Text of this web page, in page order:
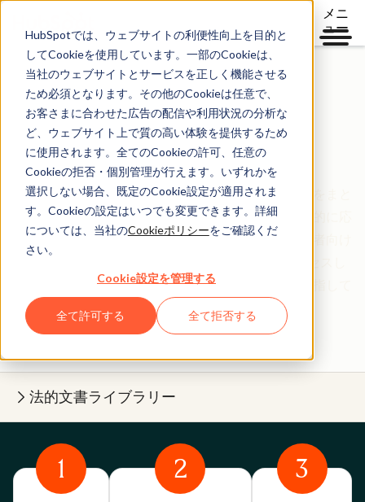
HubSpotでは、ウェブサイトの利便性向上を目的と
してCookieを使用しています。一部のCookieは、
当社のウェブサイトとサービスを正しく機能させる
ため必須となります。その他のCookieは任意で、
お客さまに合わせた広告の配信や利用状況の分析な
ど、ウェブサイト上で質の高い体験を提供するため
に使用されます。全てのCookieの許可、任意の
Cookieの拒否・個別管理が行えます。いずれかを
選択しない場合、既定のCookie設定が適用されま
す。Cookieの設定はいつでも変更できます。詳細
については、当社のCookieポリシーをご確認くだ
さい。
Cookie設定を管理する
全て許可する 全て拒否する
メニ
ュー
信頼の基盤となる明確なポリシー
Legal Center
Legal Centerは、HubSpotの規約、ポリシー、契約をまと
めた総合情報ページです。皆さまの立場やご利用目的に応
じて、お客さま向け、パートナー向け、一般の訪問者向け
やすく、分かりやすい形で明確に提供することを目指して
います。
法的文書ライブラリー
1 2 3